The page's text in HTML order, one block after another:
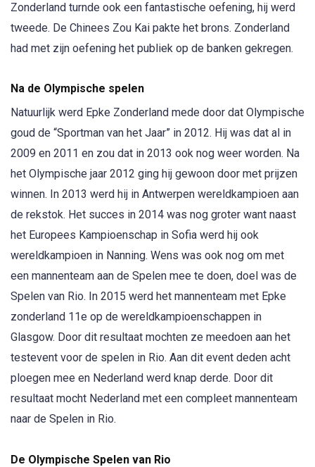
Zonderland turnde ook een fantastische oefening, hij werd
tweede. De Chinees Zou Kai pakte het brons. Zonderland
had met zijn oefening het publiek op de banken gekregen.
Na de Olympische spelen
Natuurlijk werd Epke Zonderland mede door dat Olympische
goud de “Sportman van het Jaar” in 2012. Hij was dat al in
2009 en 2011 en zou dat in 2013 ook nog weer worden. Na
het Olympische jaar 2012 ging hij gewoon door met prijzen
winnen. In 2013 werd hij in Antwerpen wereldkampioen aan
de rekstok. Het succes in 2014 was nog groter want naast
het Europees Kampioenschap in Sofia werd hij ook
wereldkampioen in Nanning. Wens was ook nog om met
een mannenteam aan de Spelen mee te doen, doel was de
Spelen van Rio. In 2015 werd het mannenteam met Epke
zonderland 11e op de wereldkampioenschappen in
Glasgow. Door dit resultaat mochten ze meedoen aan het
testevent voor de spelen in Rio. Aan dit event deden acht
ploegen mee en Nederland werd knap derde. Door dit
resultaat mocht Nederland met een compleet mannenteam
naar de Spelen in Rio.
De Olympische Spelen van Rio